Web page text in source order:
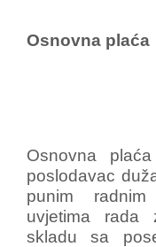
Osnovna plaća
Osnovna
poslodavac
punim
uvjetima rada
skladu sa